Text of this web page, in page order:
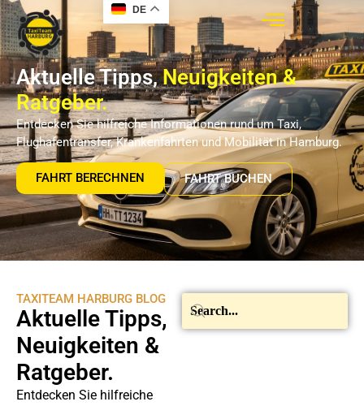
DE
Aktuelle Tipps,Neuigkeiten &
Ratgeber.
Entdecken Sie hilfreiche Informationen rund um Taxi,
Flughafentransfer, Krankenfahrten und Mobilität in Hamburg.
FAHRT BERECHNEN FAHRT BUCHEN
TAXITEAM HARBURG BLOG
Aktuelle Tipps,
Neuigkeiten &
Ratgeber.
Entdecken Sie hilfreiche